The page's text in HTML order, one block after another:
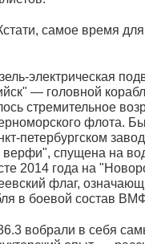
самое время
электрическая
— головной
стремительное
флота.
петербургском
верфи", спущена на
2014 года на
флаг,
в боевой состав
вобрали в себя